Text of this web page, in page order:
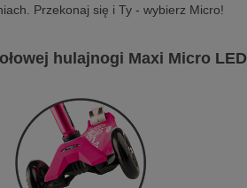
Przekonaj się i Ty - wybierz Micro!
hulajnogi Maxi Micro LED